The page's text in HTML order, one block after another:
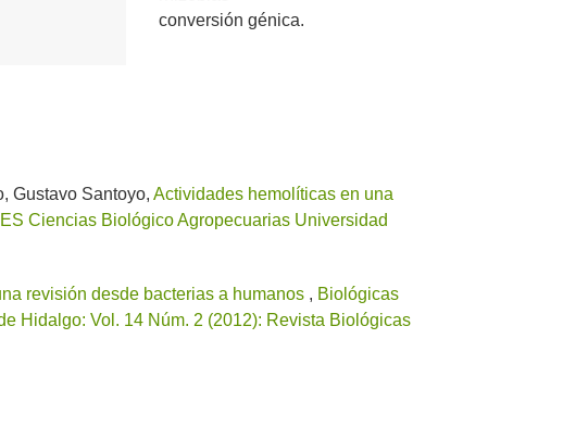
conversión génica.
Gustavo Santoyo, Actividades hemolíticas en una
Ciencias Biológico Agropecuarias Universidad
revisión desde bacterias a humanos , Biológicas
Hidalgo: Vol. 14 Núm. 2 (2012): Revista Biológicas